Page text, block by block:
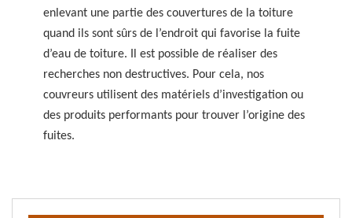
enlevant une partie des couvertures de la toiture
quand ils sont sûrs de l’endroit qui favorise la fuite
d’eau de toiture. Il est possible de réaliser des
recherches non destructives. Pour cela, nos
couvreurs utilisent des matériels d’investigation ou
des produits performants pour trouver l’origine des
fuites.